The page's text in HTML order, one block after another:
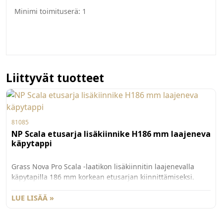
Minimi toimituserä: 1
Liittyvät tuotteet
81085
NP Scala etusarja lisäkiinnike H186 mm laajeneva
käpytappi
Grass Nova Pro Scala -laatikon lisäkiinnitin laajenevalla
käpytapilla 186 mm korkean etusarjan kiinnittämiseksi.
Myydään kappaleittain. 100 kpl/ltk.
LUE LISÄÄ »